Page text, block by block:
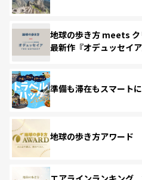
地球の歩き方 meets ク
最新作『オデュッセイア
準備も滞在もスマート
地球の歩き方アワード